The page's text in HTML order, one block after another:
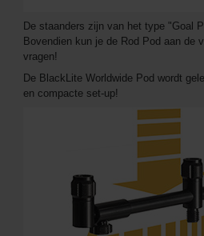
De staanders zijn van het type "Goal
Bovendien kun je de Rod Pod aan de
vragen!
De BlackLite Worldwide Pod wordt
en compacte set-up!